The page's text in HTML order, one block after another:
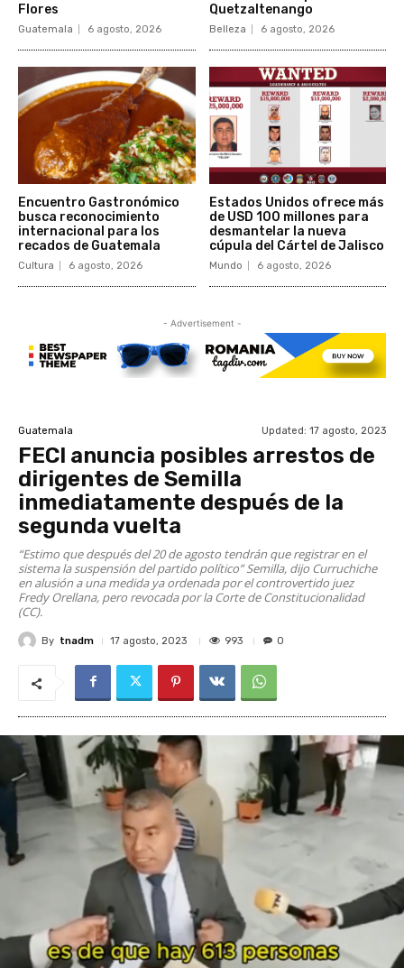
Flores
Guatemala 6 agosto, 2026
Quetzaltenango
Belleza 6 agosto, 2026
Encuentro Gastronómico
busca reconocimiento
internacional para los
recados de Guatemala
Cultura 6 agosto, 2026
Estados Unidos ofrece más
de USD 100 millones para
desmantelar la nueva
cúpula del Cártel de Jalisco
Mundo 6 agosto, 2026
- Advertisement -